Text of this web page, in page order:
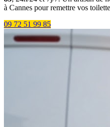
à Cannes pour remettre vos
09 72 51 99 85